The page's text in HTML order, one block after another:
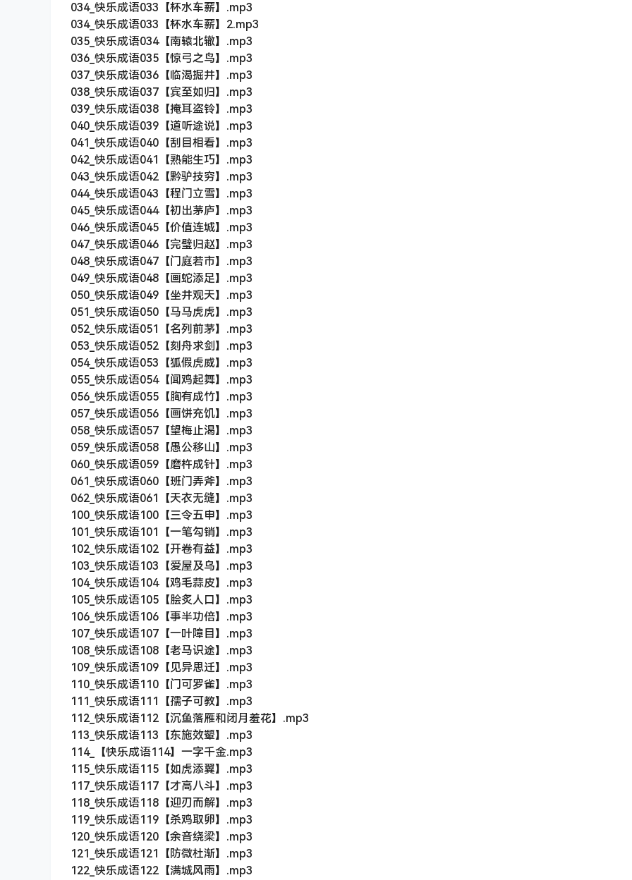
034_快乐成语033【杯水车薪】.mp3
034_快乐成语033【杯水车薪】2.mp3
035_快乐成语034【南辕北辙】.mp3
036_快乐成语035【惊弓之鸟】.mp3
037_快乐成语036【临渴掘井】.mp3
038_快乐成语037【宾至如归】.mp3
039_快乐成语038【掩耳盗铃】.mp3
040_快乐成语039【道听途说】.mp3
041_快乐成语040【刮目相看】.mp3
042_快乐成语041【熟能生巧】.mp3
043_快乐成语042【黔驴技穷】.mp3
044_快乐成语043【程门立雪】.mp3
045_快乐成语044【初出茅庐】.mp3
046_快乐成语045【价值连城】.mp3
047_快乐成语046【完璧归赵】.mp3
048_快乐成语047【门庭若市】.mp3
049_快乐成语048【画蛇添足】.mp3
050_快乐成语049【坐井观天】.mp3
051_快乐成语050【马马虎虎】.mp3
052_快乐成语051【名列前茅】.mp3
053_快乐成语052【刻舟求剑】.mp3
054_快乐成语053【狐假虎威】.mp3
055_快乐成语054【闻鸡起舞】.mp3
056_快乐成语055【胸有成竹】.mp3
057_快乐成语056【画饼充饥】.mp3
058_快乐成语057【望梅止渴】.mp3
059_快乐成语058【愚公移山】.mp3
060_快乐成语059【磨杵成针】.mp3
061_快乐成语060【班门弄斧】.mp3
062_快乐成语061【天衣无缝】.mp3
100_快乐成语100【三令五申】.mp3
101_快乐成语101【一笔勾销】.mp3
102_快乐成语102【开卷有益】.mp3
103_快乐成语103【爱屋及乌】.mp3
104_快乐成语104【鸡毛蒜皮】.mp3
105_快乐成语105【脍炙人口】.mp3
106_快乐成语106【事半功倍】.mp3
107_快乐成语107【一叶障目】.mp3
108_快乐成语108【老马识途】.mp3
109_快乐成语109【见异思迁】.mp3
110_快乐成语110【门可罗雀】.mp3
111_快乐成语111【孺子可教】.mp3
112_快乐成语112【沉鱼落雁和闭月羞花】.mp3
113_快乐成语113【东施效颦】.mp3
114_【快乐成语114】一字千金.mp3
115_快乐成语115【如虎添翼】.mp3
117_快乐成语117【才高八斗】.mp3
118_快乐成语118【迎刃而解】.mp3
119_快乐成语119【杀鸡取卵】.mp3
120_快乐成语120【余音绕梁】.mp3
121_快乐成语121【防微杜渐】.mp3
122_快乐成语122【满城风雨】.mp3